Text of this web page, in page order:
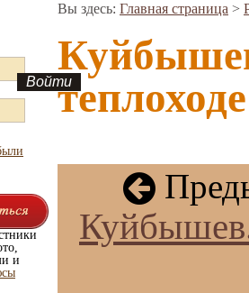
и
Вы здесь: Главная страница >